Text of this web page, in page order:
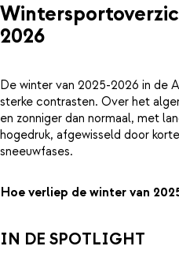
2026
De winter van 2025-2026 in de
sterke contrasten. Over het
en zonniger dan normaal, met
hogedruk, afgewisseld door
sneeuwfases.
Hoe verliep de winter van
IN DE SPOTLIGHT